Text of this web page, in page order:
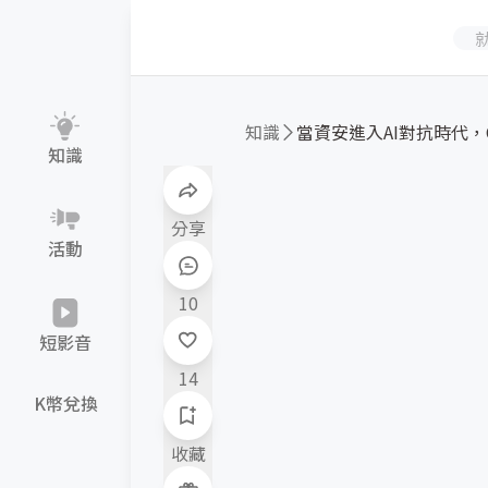
知識
活動
短影音
K幣兌換
分享
10
14
收藏
知識 當資安進入AI對抗時代